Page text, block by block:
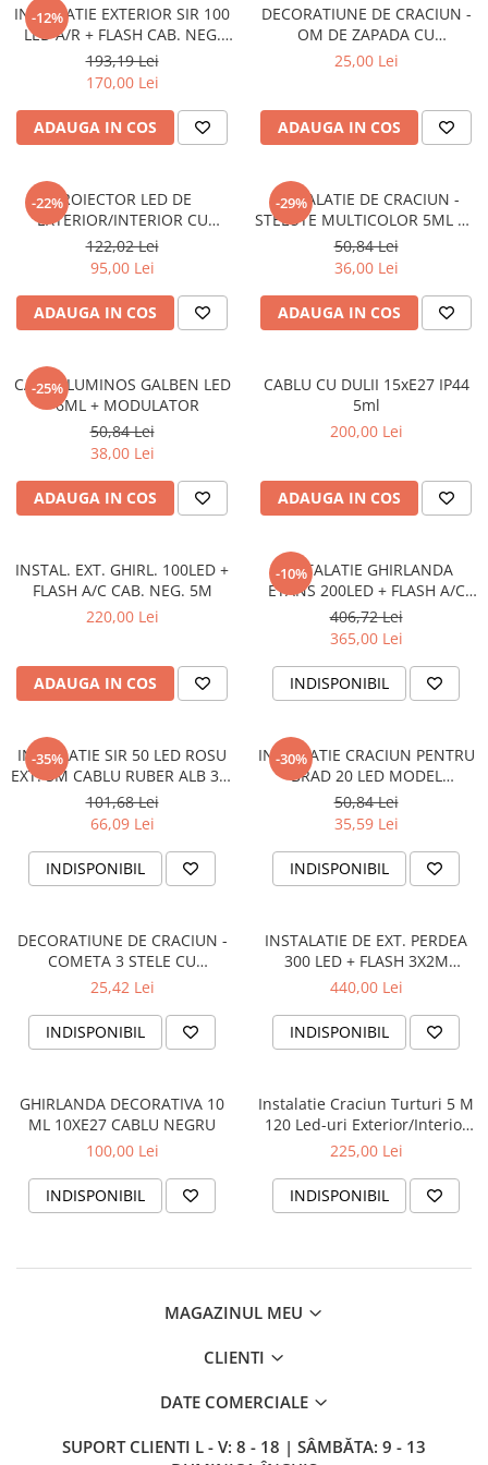
PLAFONIERE MODERNE
VEIOZE MODERNE
LAMPADARE MODERNE
SUSPENSII CU LED
APLICE CU LED
PLAFONIERE CU LED
MINI SPOTURI MAGNETICE &
ACCESORII
LAMPADARE CU LED
SUSPENSII VINTAGE
APLICE VINTAGE
PLAFONIERE VINTAGE
ACCESORII & CABLU VINTAGE
SUSPENSII COPII
PLAFONIERE COPII
LAMPI BAIE
LAMPADARE CRISTAL
VEIOZE COPII
-12%
INSTALATIE EXTERIOR SIR 100
LED A/R + FLASH CAB. NEG.
10M
193,19 Lei
170,00 Lei
ADAUGA IN COS
DECORATIUNE DE CRACIUN -
OM DE ZAPADA CU
MODULATOR MULTICOLOR
25,00 Lei
ADAUGA IN COS
-22%PROIECTOR LED DE
EXTERIOR/INTERIOR CU
FIGURINE 3.6W
122,02 Lei
95,00 Lei
ADAUGA IN COS
-29%
INSTALATIE DE CRACIUN -
STELUTE MULTICOLOR 5ML DE
INTERIOR
50,84 Lei
36,00 Lei
ADAUGA IN COS
-25%
CABLU LUMINOS GALBEN LED
- 6ML + MODULATOR
50,84 Lei
38,00 Lei
ADAUGA IN COS
CABLU CU DULII 15xE27 IP44
5ml
200,00 Lei
ADAUGA IN COS
INSTAL. EXT. GHIRL. 100LED +
FLASH A/C CAB. NEG. 5M
220,00 Lei
ADAUGA IN COS
-10%
INSTALATIE GHIRLANDA
ETANS 200LED + FLASH A/C
CAB. NEGRU 10M
406,72 Lei
365,00 Lei
INDISPONIBIL
-35%
INSTALATIE SIR 50 LED ROSU
EXT. 5M CABLU RUBER ALB 30-
195003
101,68 Lei
66,09 Lei
INDISPONIBIL
-30%
INSTALATIE CRACIUN PENTRU
BRAD 20 LED MODEL
INGERASI 4.75M
ALB,INTERIOR
50,84 Lei
35,59 Lei
INDISPONIBIL
DECORATIUNE DE CRACIUN -
COMETA 3 STELE CU
MODULATOR - MULTICOLOR
25,42 Lei
INDISPONIBIL
INSTALATIE DE EXT. PERDEA
300 LED + FLASH 3X2M
CAB.NEG. ALB
440,00 Lei
INDISPONIBIL
GHIRLANDA DECORATIVA 10
ML 10XE27 CABLU NEGRU
100,00 Lei
INDISPONIBIL
Instalatie Craciun Turturi 5 M
120 Led-uri Exterior/Interior
Alb Cald
225,00 Lei
INDISPONIBIL
MAGAZINUL MEU
CLIENTI
DATE COMERCIALE
SUPORT CLIENTI L - V: 8 - 18 | SÂMBĂTA: 9 - 13